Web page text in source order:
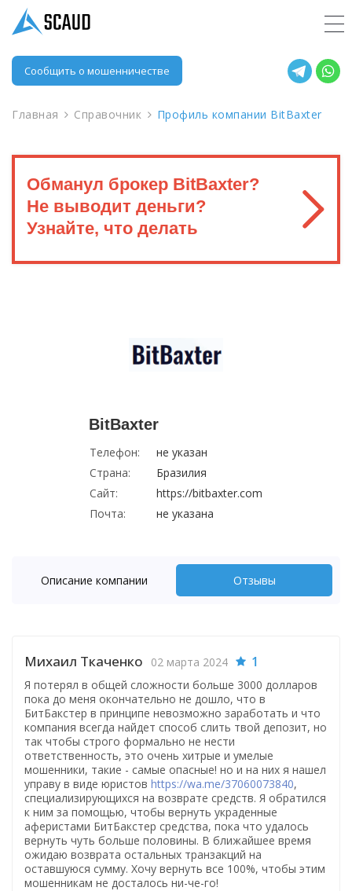
Сообщить о мошенничестве
Главная Справочник Профиль компании BitBaxter
Обманул брокер BitBaxter?
Не выводит деньги?
Узнайте, что делать
BitBaxter
Телефон:
не указан
Страна:
Бразилия
Сайт:
https://bitbaxter.com
Почта:
не указана
Описание компании Отзывы
Михаил Ткаченко 02 марта 2024 1
Я потерял в общей сложности больше 3000 долларов
пока до меня окончательно не дошло, что в
БитБакстер в принципе невозможно заработать и что
компания всегда найдет способ слить твой депозит, но
так чтобы строго формально не нести
ответственность, это очень хитрые и умелые
мошенники, такие - самые опасные! но и на них я нашел
управу в виде юристов https://wa.me/37060073840,
специализирующихся на возврате средств. Я обратился
к ним за помощью, чтобы вернуть украденные
аферистами БитБакстер средства, пока что удалось
вернуть чуть больше половины. В ближайшее время
ожидаю возврата остальных транзакций на
оставшуюся сумму. Хочу вернуть все 100%, чтобы этим
мошенникам не досталось ни-че-го!